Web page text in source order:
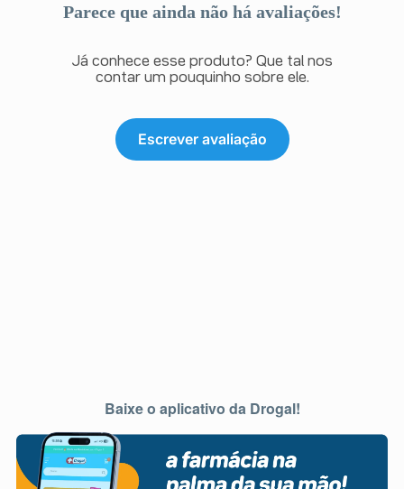
Parece que ainda não há avaliações!
Já conhece esse produto? Que tal nos
contar um pouquinho sobre ele.
Escrever avaliação
Baixe o aplicativo da Drogal!